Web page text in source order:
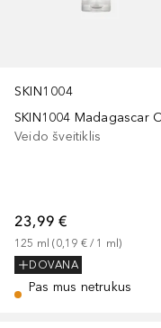
SKIN1004
Veido šveitiklis
23,99 €
125 ml (0,19 € / 1 ml)
DOVANA
Pas mus netrukus